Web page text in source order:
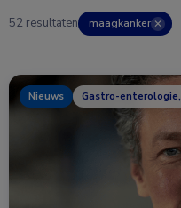
52 resultaten maagkanker ✕
Nieuws Gastro-